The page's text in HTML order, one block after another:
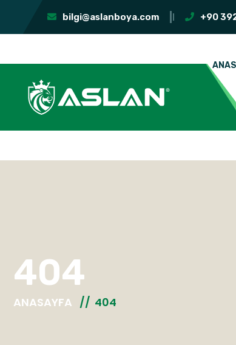
bilgi@aslanboya.com +90
404
ANASAYFA 404